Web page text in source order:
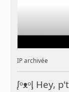
IP archivée
ᶘᵒᴥᵒᶅ Hey,